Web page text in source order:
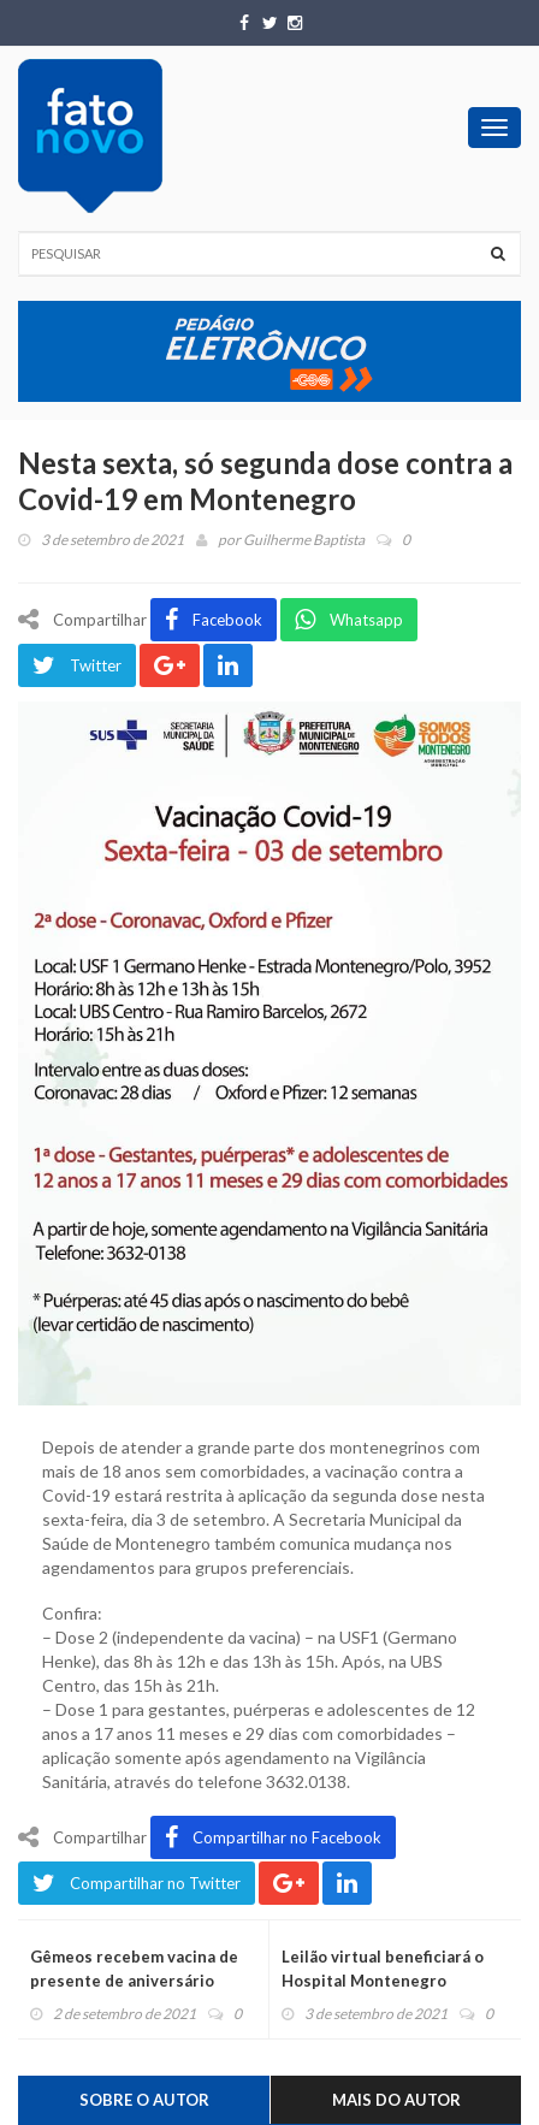
Nesta sexta, só segunda dose contra a
Covid-19 em Montenegro
3 de setembro de 2021 porGuilherme Baptista 0
Compartilhar Facebook Whatsapp
Twitter
Depois de atender a grande parte dos montenegrinos com
mais de 18 anos sem comorbidades, a vacinação contra a
Covid-19 estará restrita à aplicação da segunda dose nesta
sexta-feira, dia 3 de setembro. A Secretaria Municipal da
Saúde de Montenegro também comunica mudança nos
agendamentos para grupos preferenciais.
Confira:
– Dose 2 (independente da vacina) – na USF1 (Germano
Henke), das 8h às 12h e das 13h às 15h. Após, na UBS
Centro, das 15h às 21h.
– Dose 1 para gestantes, puérperas e adolescentes de 12
anos a 17 anos 11 meses e 29 dias com comorbidades –
aplicação somente após agendamento na Vigilância
Sanitária, através do telefone 3632.0138.
Compartilhar Compartilhar no Facebook
Compartilhar no Twitter
Gêmeos recebem vacina de
presente de aniversário
2 de setembro de 2021 0
Leilão virtual beneficiará o
Hospital Montenegro
3 de setembro de 2021 0
SOBRE O AUTOR MAIS DO AUTOR